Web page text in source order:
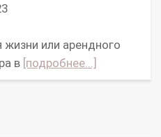
или арендного
в [подробнее...]